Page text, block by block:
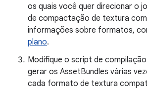
os quais você quer direcionar o
de compactação de textura
informações sobre formatos,
plano.
Modifique o script de
gerar os AssetBundles várias
cada formato de textura